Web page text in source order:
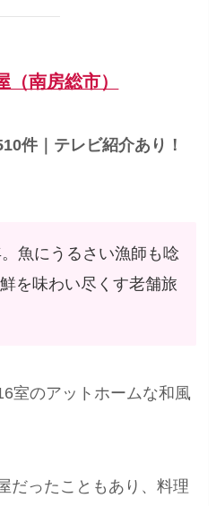
（南房総市）
件｜テレビ紹介あり！
魚にうるさい漁師も唸
を味わい尽くす老舗旅
室のアットホームな和風
だったこともあり、料理